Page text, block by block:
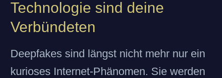
Technologie sind deine
Verbündeten
Deepfakes sind längst nicht mehr nur ein
kurioses Internet-Phänomen. Sie werden